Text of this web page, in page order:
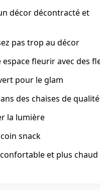
décor décontracté et
pas trop au décor
espace fleurir avec des
pour le glam
des chaises de qualité
la lumière
snack
et plus chaud